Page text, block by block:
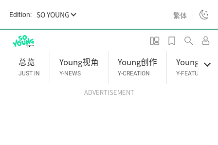
i
Edition: SO YOUNG 繁体
总览
JUST IN
Young视角
Y-NEWS
Young创作
Y-CREATION
Young专题
Y-FEATURES
ADVERTISEMENT